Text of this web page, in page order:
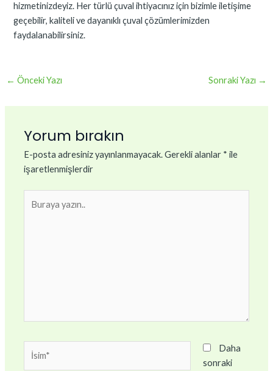
hizmetinizdeyiz. Her türlü çuval ihtiyacınız için bizimle iletişime
geçebilir, kaliteli ve dayanıklı çuval çözümlerimizden
faydalanabilirsiniz.
← Önceki Yazı Sonraki Yazı →
Yorum bırakın
E-posta adresiniz yayınlanmayacak.Gerekli alanlar * ile
işaretlenmişlerdir
yazın..
Daha
sonraki